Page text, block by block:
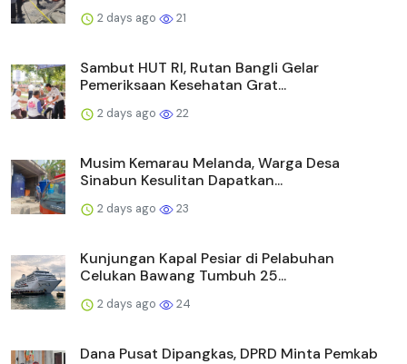
2 days ago 21
Sambut HUT RI, Rutan Bangli Gelar
Pemeriksaan Kesehatan Grat...
2 days ago 22
Musim Kemarau Melanda, Warga Desa
Sinabun Kesulitan Dapatkan...
2 days ago 23
Kunjungan Kapal Pesiar di Pelabuhan
Celukan Bawang Tumbuh 25...
2 days ago 24
Dana Pusat Dipangkas, DPRD Minta Pemkab